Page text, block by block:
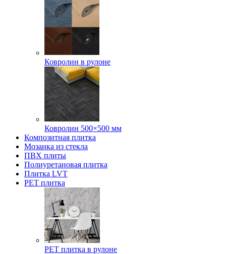
Ковролин в рулоне
Ковролин 500×500 мм
Композитная плитка
Мозаика из стекла
ПВХ плиты
Полиуретановая плитка
Плитка LVT
РЕТ плитка
РЕТ плитка в рулоне